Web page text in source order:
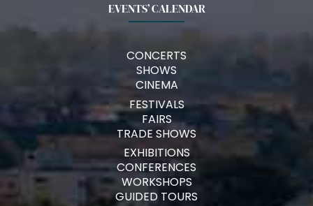
EVENTS’ CALENDAR
CONCERTS
SHOWS
CINEMA
FESTIVALS
FAIRS
TRADE SHOWS
EXHIBITIONS
CONFERENCES
WORKSHOPS
GUIDED TOURS